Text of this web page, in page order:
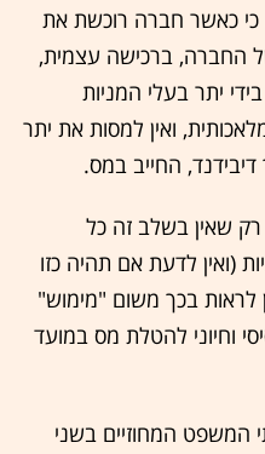
כי כאשר חברה רוכשת את
החברה, ברכישה עצמית,
יתר בעלי המניות
ואין למסות את יתר
דיבידנד, החייב במס.
שאין בשלב זה כל
(ואין לדעת אם תהיה כזו
לראות בכך משום "מימוש"
וחיוני להטלת מס במועד
המשפט המחוזיים בשני